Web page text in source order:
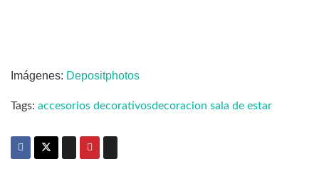
Imágenes: Depositphotos
Tags: accesorios decorativosdecoracion sala de estar